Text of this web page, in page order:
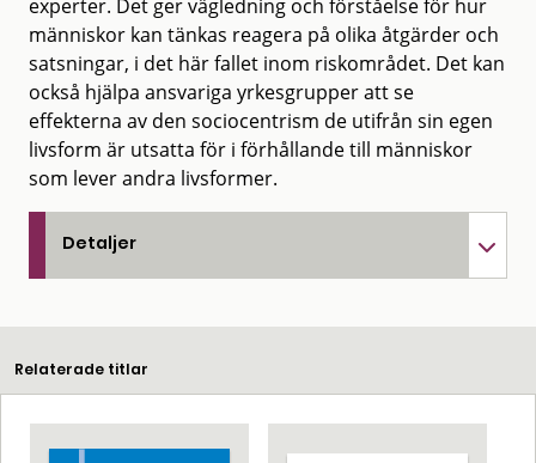
experter. Det ger vägledning och förståelse för hur
människor kan tänkas reagera på olika åtgärder och
satsningar, i det här fallet inom riskområdet. Det kan
också hjälpa ansvariga yrkesgrupper att se
effekterna av den sociocentrism de utifrån sin egen
livsform är utsatta för i förhållande till människor
som lever andra livsformer.
Detaljer
Relaterade titlar